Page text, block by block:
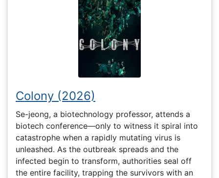
Colony (2026)
Se-jeong, a biotechnology professor, attends a
biotech conference—only to witness it spiral into
catastrophe when a rapidly mutating virus is
unleashed. As the outbreak spreads and the
infected begin to transform, authorities seal off
the entire facility, trapping the survivors with an